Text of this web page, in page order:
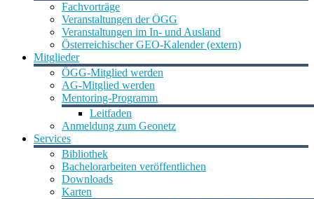
Fachvorträge
Veranstaltungen der ÖGG
Veranstaltungen im In- und Ausland
Österreichischer GEO-Kalender (extern)
Mitglieder
ÖGG-Mitglied werden
AG-Mitglied werden
Mentoring-Programm
Leitfaden
Anmeldung zum Geonetz
Services
Bibliothek
Bachelorarbeiten veröffentlichen
Downloads
Karten